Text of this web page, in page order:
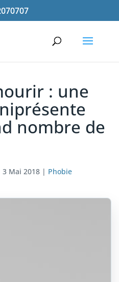
: une
nombre de
3 Mai 2018 | Phobie